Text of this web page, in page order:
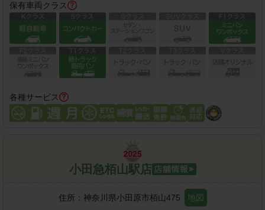
保有車両クラス
各種サービス
小田急栢山駅店
住所： 神奈川県小田原市栢山475 地図